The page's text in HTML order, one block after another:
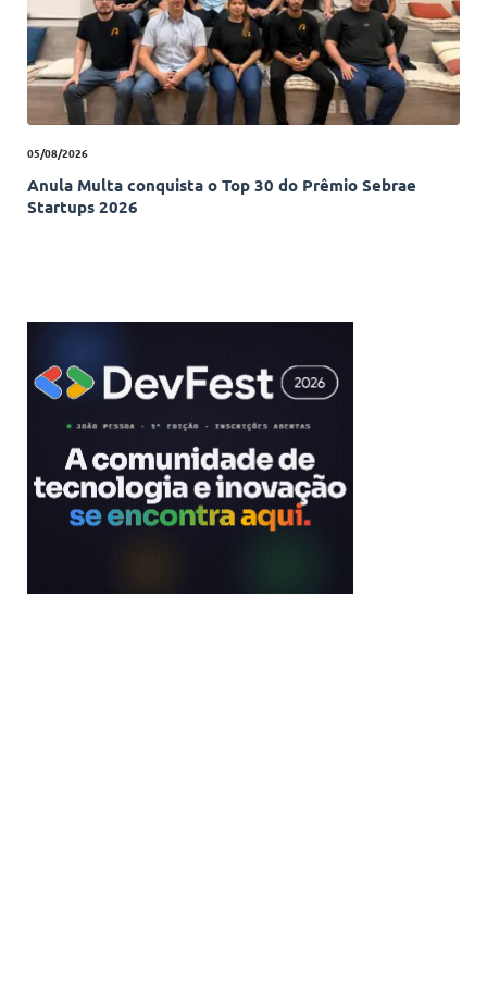
05/08/2026
Anula Multa conquista o Top 30 do Prêmio Sebrae
Startups 2026